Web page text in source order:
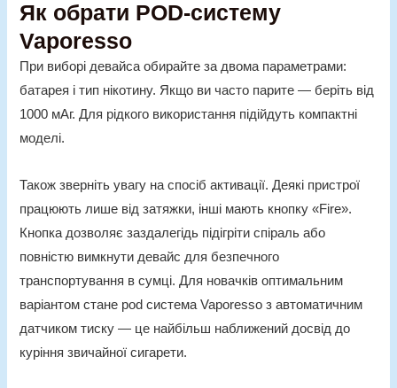
Як обрати POD-систему
Vaporesso
При виборі девайса обирайте за двома параметрами:
батарея і тип нікотину. Якщо ви часто парите — беріть від
1000 мАг. Для рідкого використання підійдуть компактні
моделі.
Також зверніть увагу на спосіб активації. Деякі пристрої
працюють лише від затяжки, інші мають кнопку «Fire».
Кнопка дозволяє заздалегідь підігріти спіраль або
повністю вимкнути девайс для безпечного
транспортування в сумці. Для новачків оптимальним
варіантом стане pod система Vaporesso з автоматичним
датчиком тиску — це найбільш наближений досвід до
куріння звичайної сигарети.